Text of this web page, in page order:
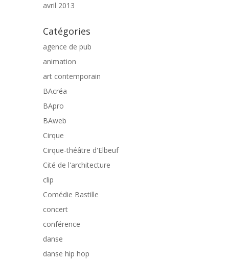
avril 2013
Catégories
agence de pub
animation
art contemporain
BAcréa
BApro
BAweb
Cirque
Cirque-théâtre d'Elbeuf
Cité de l'architecture
clip
Comédie Bastille
concert
conférence
danse
danse hip hop